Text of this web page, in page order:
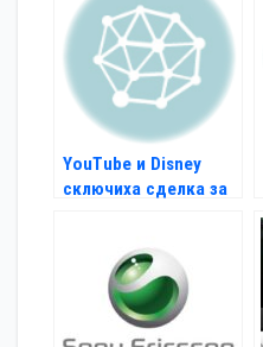
YouTube и Disney
сключиха сделка за